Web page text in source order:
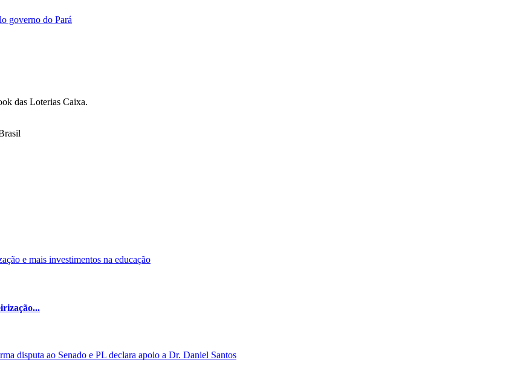
governo do Pará
das Loterias Caixa.